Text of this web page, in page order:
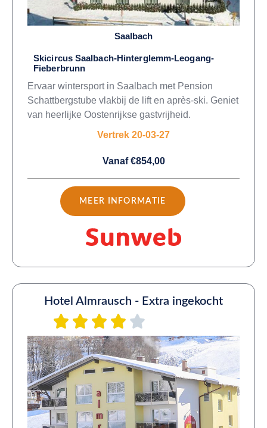
Saalbach
Skicircus Saalbach-Hinterglemm-Leogang-
Fieberbrunn
Ervaar wintersport in Saalbach met Pension
Schattbergstube vlakbij de lift en après-ski. Geniet
van heerlijke Oostenrijkse gastvrijheid.
Vertrek 20-03-27
Vanaf €854,00
MEER INFORMATIE
Hotel Almrausch - Extra ingekocht